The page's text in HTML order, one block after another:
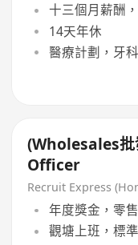
十三個月薪酬
14天年休
醫療計劃，牙
(Wholesales
Officer
Recruit Express
年度獎金，零
觀塘上班，標